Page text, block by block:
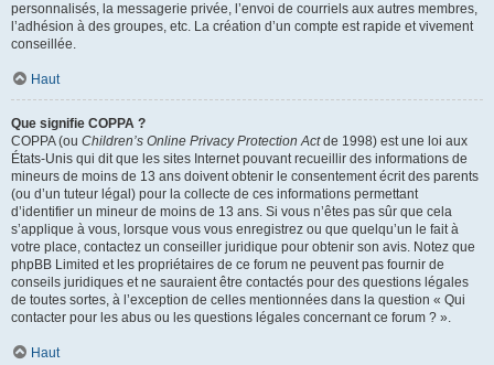
personnalisés, la messagerie privée, l’envoi de courriels aux autres membres,
l’adhésion à des groupes, etc. La création d’un compte est rapide et vivement
conseillée.
Haut
Que signifie COPPA ?
COPPA (ou Children’s Online Privacy Protection Actde 1998) est une loi aux
États-Unis qui dit que les sites Internet pouvant recueillir des informations de
mineurs de moins de 13 ans doivent obtenir le consentement écrit des parents
(ou d’un tuteur légal) pour la collecte de ces informations permettant
d’identifier un mineur de moins de 13 ans. Si vous n’êtes pas sûr que cela
s’applique à vous, lorsque vous vous enregistrez ou que quelqu’un le fait à
votre place, contactez un conseiller juridique pour obtenir son avis. Notez que
phpBB Limited et les propriétaires de ce forum ne peuvent pas fournir de
conseils juridiques et ne sauraient être contactés pour des questions légales
de toutes sortes, à l’exception de celles mentionnées dans la question « Qui
contacter pour les abus ou les questions légales concernant ce forum ? ».
Haut